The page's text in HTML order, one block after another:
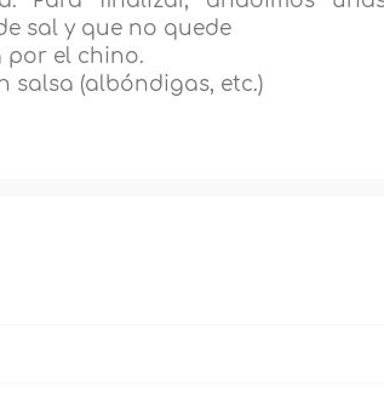
sal y que no quede
por el chino.
salsa (albóndigas, etc.)